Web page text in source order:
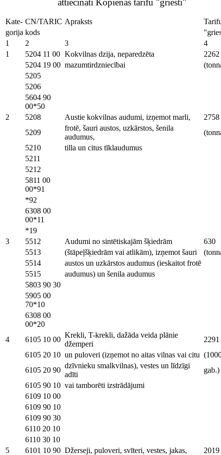
attiecināti Kopienas tarifu "griesti"
Kate- CN/TARIC Apraksts
gorija kods
1
2 3
4
1
5204 11 00 Kokvilnas dzija, neparedzēta
2262
5204 19 00 mazumtirdzniecībai
5205
5206
5604 90
00*50
2
5208 Austie kokvilnas audumi, izņemot marli,
2758
5209
frotē, šauri austos, uzkārstos, šenila
audumus,
5210
tilla un citus tīklaudumus
5211
5212
5811 00
00*91
*92
6308 00
00*11
*19
3
5512 Audumi no sintētiskajām šķiedrām
630
5513
(štāpeļšķiedrām vai atlikām), izņemot šauri
5514
austos un uzkārstos audumus (ieskaitot frotē
5515
audumus) un šenila audumus
5803 90 30
5905 00
70*10
6308 00
00*20
4
6105 10 00
Krekli, T-krekli, dažāda veida plānie
džemperi
2291
6105 20 10 un puloveri (izņemot no aitas vilnas vai citu
6105 20 90
dzīvnieku smalkvilnas), vestes un līdzīgi
adīti
gab.)
6105 90 10 vai tamborēti izstrādājumi
6109 10 00
6109 90 10
6109 90 30
6110 20 10
6110 30 10
5
6101 10 90 Džerseji, puloveri, svīteri, vestes, jakas,
2019